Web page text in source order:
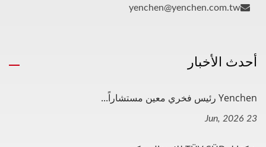
yenchen@yenchen.com.tw
أحدث الأخبار
Yenchen رئيس فخري معين مستشاراً...
23 Jun, 2026